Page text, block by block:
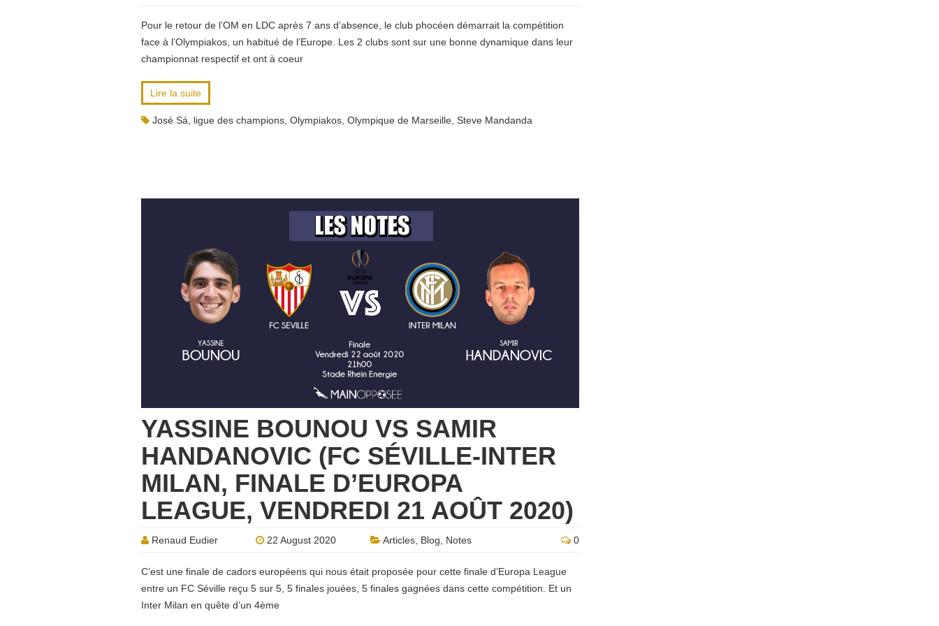
Pour le retour de l’OM en LDC après 7 ans d’absence, le club phocéen démarrait la compétition
face à l’Olympiakos, un habitué de l’Europe. Les 2 clubs sont sur une bonne dynamique dans leur
championnat respectif et ont à coeur
Lire la suite
José Sá ligue des champions Olympiakos Olympique de Marseille Steve Mandanda
YASSINE BOUNOU VS SAMIR
HANDANOVIC (FC SÉVILLE-INTER
MILAN, FINALE D’EUROPA
LEAGUE, VENDREDI 21 AOÛT 2020)
Renaud Eudier 22 August 2020 Articles Blog Notes 0
C’est une finale de cadors européens qui nous était proposée pour cette finale d’Europa League
entre un FC Séville reçu 5 sur 5, 5 finales jouées, 5 finales gagnées dans cette compétition. Et un
Inter Milan en quête d’un 4ème